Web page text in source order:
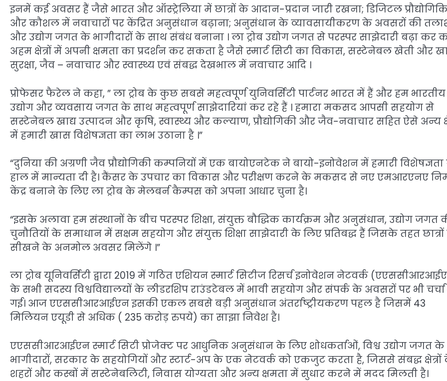
इनमें कई अवसर हैं जैसे भारत और ऑस्ट्रेलिया में छात्रों के आदान-प्रदान जारी रखना; डिजिटल
और कौशल में नवाचारों पर केंद्रित अनुसंधान बढ़ाना; अनुसंधान के व्यावसायीकरण के अवसरों की
और उद्योग जगत के भागीदारों के साथ संबंध बनाना । ला ट्रोब उद्योग जगत से परस्पर साझेदारी बढ़ा कर
अहम क्षेत्रों में अपनी क्षमता का प्रदर्शन कर सकता है जैसे स्मार्ट सिटी का विकास, सस्टेनेबल खेती और
सुरक्षा, जैव – नवाचार और स्वास्थ्य एवं संबद्ध देखभाल में नवाचार आदि ।
प्रोफेसर फैरेल ने कहा, ” ला ट्रोब के कुछ सबसे महत्वपूर्ण युनिवर्सिटी पार्टनर भारत में हैं और हम भारतीय
उद्योग और व्यवसाय जगत के साथ महत्वपूर्ण साझेदारियां कर रहे हैं । हमारा मकसद आपसी सहयोग से
सस्टेनेबल खाद्य उत्पादन और कृषि, स्वास्थ्य और कल्याण, प्रौद्योगिकी और जैव-नवाचार सहित ऐसे अन्य
में हमारी खास विशेषज्ञता का लाभ उठाना है ।”
“दुनिया की अग्रणी जैव प्रौद्योगिकी कम्पनियों में एक बायोएनटेक ने बायो-इनोवेशन में हमारी
हाल में मान्यता दी है। कैंसर के उपचार का विकास और परीक्षण करने के मकसद से नए एमआरएनए
केंद्र बनाने के लिए ला ट्रोब के मेलबर्न कैम्पस को अपना आधार चुना है।
“इसके अलावा हम संस्थानों के बीच परस्पर शिक्षा, संयुक्त बौद्धिक कार्यक्रम और अनुसंधान, उद्योग जगत
चुनौतियों के समाधान में सक्षम सहयोग और संयुक्त शिक्षा साझेदारी के लिए प्रतिबद्ध हैं जिसके तहत
सीखने के अनमोल अवसर मिलेंगे ।”
ला ट्रोब यूनिवर्सिटी द्वारा 2019 में गठित एशियन स्मार्ट सिटीज रिसर्च इनोवेशन नेटवर्क
के सभी सदस्य विश्वविद्यालयों के लीडरशिप राउंडटेबल में भावी सहयोग और संपर्क के अवसरों पर भी
गई। आज एएससीआरआईएन इसकी एकल सबसे बड़ी अनुसंधान अंतर्राष्ट्रीयकरण पहल है जिसमें 43
मिलियन एयूडी से अधिक ( 235 करोड़ रुपये) का साझा निवेश है।
एएससीआरआईएन स्मार्ट सिटी प्रोजेक्ट पर आधुनिक अनुसंधान के लिए शोधकर्ताओं, विश्व उद्योग जगत के
भागीदारों, सरकार के सहयोगियों और स्टार्ट-अप के एक नेटवर्क को एकजुट करता है, जिससे संबद्ध
शहरों और कस्बों में सस्टेनेबलिटी, निवास योग्यता और अन्य क्षमता में सुधार करने में मदद मिलती है।